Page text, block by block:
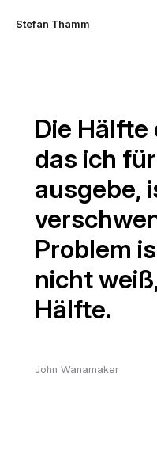
Stefan Thamm
Die Hälfte
das ich
ausgebe,
Problem
nicht
Hälfte.
John Wanamaker